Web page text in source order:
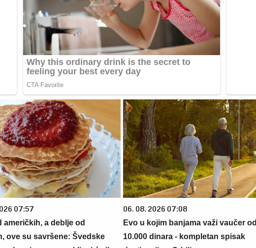
07:57
američkih, a deblje od
ove su savršene: Švedske
06. 08. 2026 07:08
Evo u kojim banjama važi vaučer od
10.000 dinara - kompletan spisak